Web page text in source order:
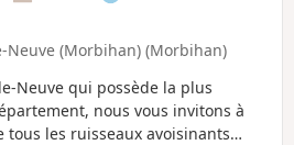
Neuve (Morbihan) (Morbihan)
Neuve qui possède la plus
nous vous invitons à
tous les ruisseaux avoisinants